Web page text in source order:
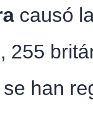
causó
255
han